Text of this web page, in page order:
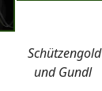
Schützengold
und Gundl